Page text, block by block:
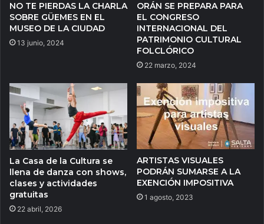
NO TE PIERDAS LA CHARLA
SOBRE GÜEMES EN EL
MUSEO DE LA CIUDAD
13 junio, 2024
ORÁN SE PREPARA PARA
EL CONGRESO
INTERNACIONAL DEL
PATRIMONIO CULTURAL
FOLCLÓRICO
22 marzo, 2024
La Casa de la Cultura se
llena de danza con shows,
clases y actividades
gratuitas
22 abril, 2026
ARTISTAS VISUALES
PODRÁN SUMARSE A LA
EXENCIÓN IMPOSITIVA
1 agosto, 2023